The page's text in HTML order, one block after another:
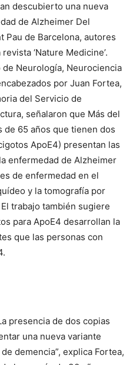
descubierto una nueva
de Alzheimer Del
Pau de Barcelona, ​​autores
‘Nature Medicine’.
Neurología, Neurociencia
por Juan Fortea,
del Servicio de
señalaron que Más del
de 65 años que tienen dos
ApoE4) presentan las
enfermedad de Alzheimer
de enfermedad en el
y la tomografía por
trabajo también sugiere
para ApoE4 desarrollan la
que las personas con
presencia de dos copias
una nueva variante
demencia”, explica Fortea,